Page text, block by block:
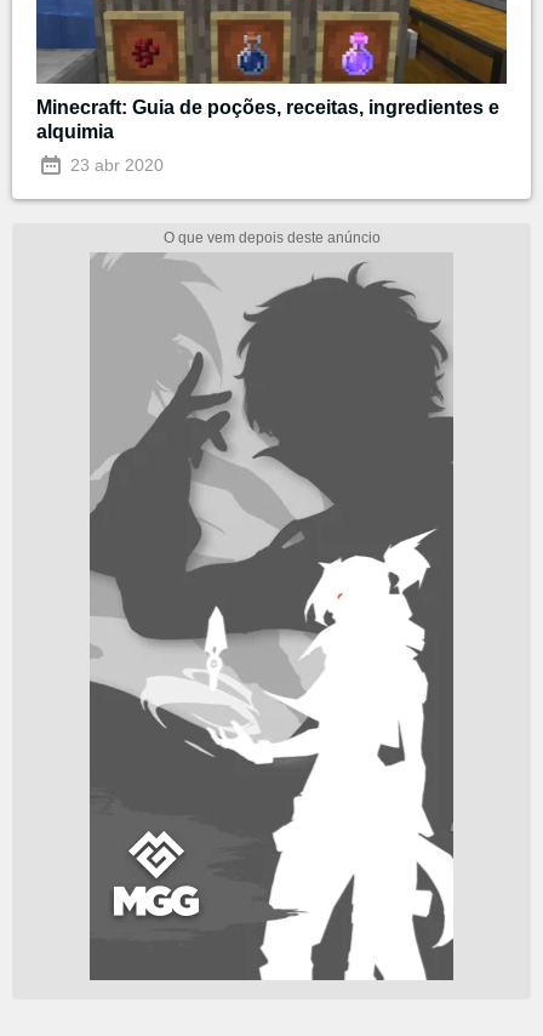
Minecraft: Guia de poções, receitas, ingredientes e
alquimia
23 abr 2020